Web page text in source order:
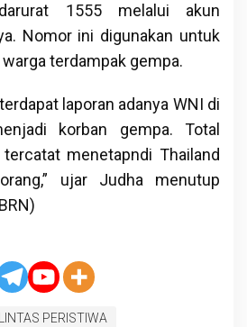
1555 melalui akun
Nomor ini digunakan untuk
terdampak gempa.
laporan adanya WNI di
korban gempa. Total
menetapndi Thailand
ujar Judha menutup
LINTAS PERISTIWA